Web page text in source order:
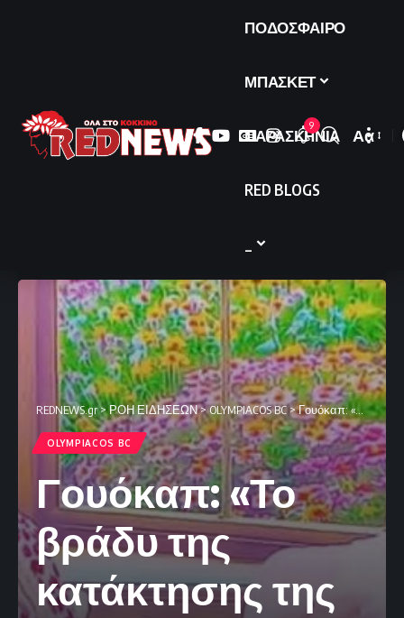
ΠΟΔΟΣΦΑΙΡΟ
ΜΠΑΣΚΕΤ
ΠΑΡΑΣΚΗΝΙΑ
RED BLOGS
9
Font
Αα
REDNEWS.gr>ΡΟΗ ΕΙΔΗΣΕΩΝ>OLYMPIACOS BC>Γουόκαπ: «Το βράδυ της κατάκτησης της Euroleague κατάλαβα πως ο Ολυμπιακός είναι τρόπος ζωής»
OLYMPIACOS BC
Γουόκαπ: «Το
βράδυ της
κατάκτησης της